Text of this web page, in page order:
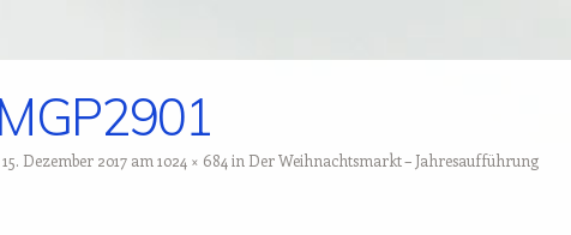
15. Dezember 2017 am 1024 × 684 in Der Weihnachtsmarkt – Jahresaufführung